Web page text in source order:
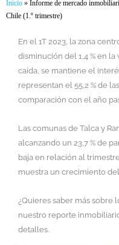
Inicio » Informe de mercado
Chile (1.º trimestre)
En el 1T 2023, la zona
disminución del 1,4 % en
caída, se mantiene el
representan el 55,2 % de
comparación con el año
Las comunas de Talca y
alcanzando un 23,7 % de
baja en relación al
muestra un crecimiento del
¿Quieres saber más sobre
nuestro reporte
detalles.